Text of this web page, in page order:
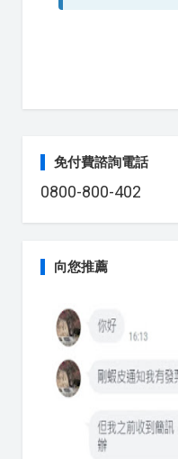
免付費諮詢電話
0800-800-402
向您推薦